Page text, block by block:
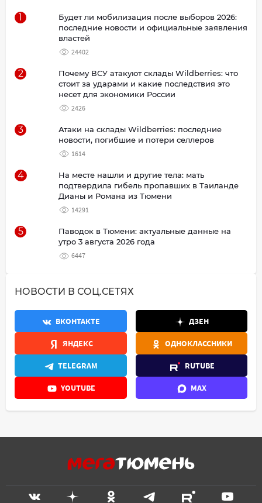
1
Будет ли мобилизация после выборов 2026:
последние новости и официальные заявления
властей
24402
2
Почему ВСУ атакуют склады Wildberries: что
стоит за ударами и какие последствия это
несет для экономики России
2426
3
Атаки на склады Wildberries: последние
новости, погибшие и потери селлеров
1614
4
На месте нашли и другие тела: мать
подтвердила гибель пропавших в Таиланде
Дианы и Романа из Тюмени
14291
5
Паводок в Тюмени: актуальные данные на
утро 3 августа 2026 года
6447
НОВОСТИ В СОЦ.СЕТЯХ
ВКОНТАКТЕ ДЗЕН
ЯНДЕКС ОДНОКЛАССНИКИ
TELEGRAM RUTUBE
YOUTUBE MAX